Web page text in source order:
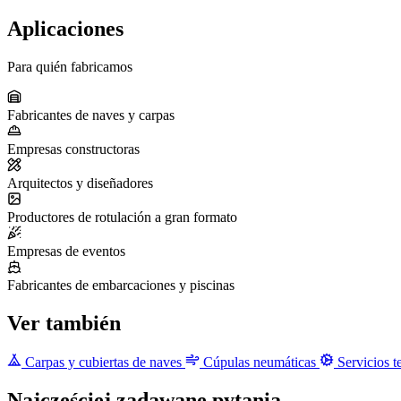
Aplicaciones
Para quién fabricamos
Fabricantes de naves y carpas
Empresas constructoras
Arquitectos y diseñadores
Productores de rotulación a gran formato
Empresas de eventos
Fabricantes de embarcaciones y piscinas
Ver también
Carpas y cubiertas de naves Cúpulas neumáticas Servicios